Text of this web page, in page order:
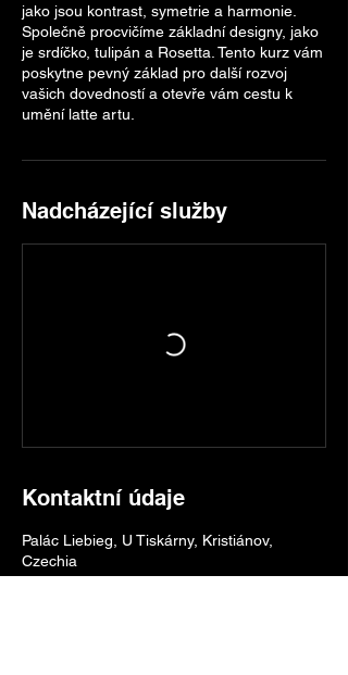
jako jsou kontrast, symetrie a harmonie.
Společně procvičíme základní designy, jako
je srdíčko, tulipán a Rosetta. Tento kurz vám
poskytne pevný základ pro další rozvoj
vašich dovedností a otevře vám cestu k
umění latte artu.
Nadcházející služby
Kontaktní údaje
Palác Liebieg, U Tiskárny, Kristiánov,
Czechia
724269354